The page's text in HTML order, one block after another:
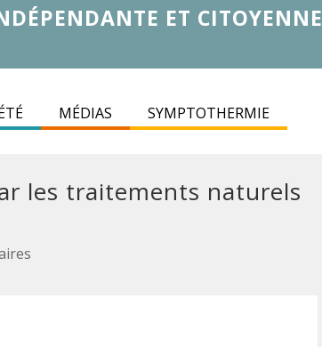
ET CITOYENNE
MÉDIAS SYMPTOTHERMIE
les traitements naturels